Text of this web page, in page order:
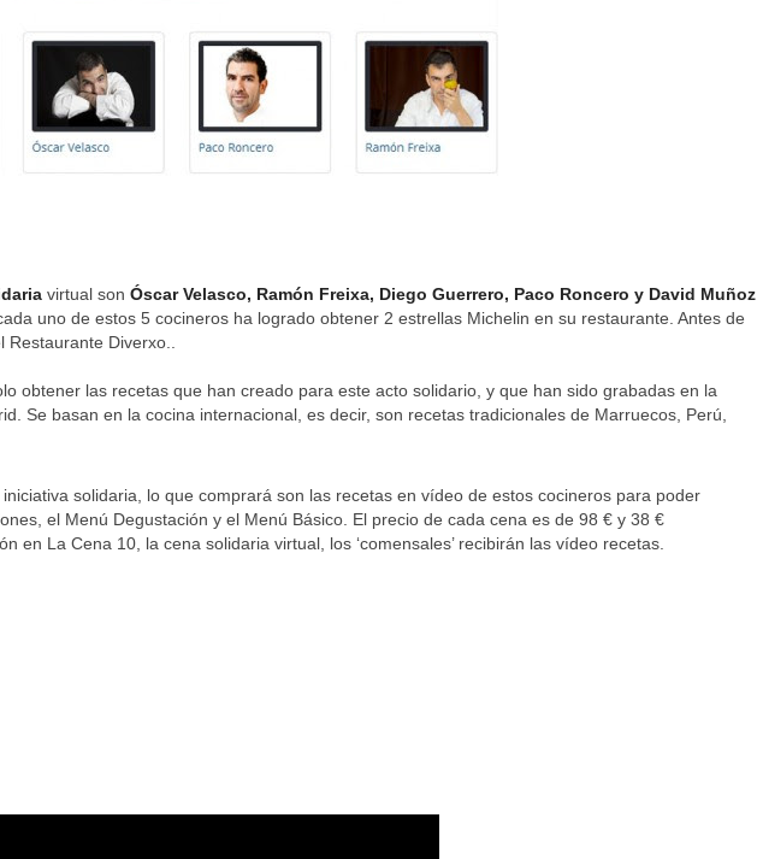
virtual son Óscar Velasco, Ramón Freixa, Diego Guerrero, Paco Roncero y David Muñoz
uno de estos 5 cocineros ha logrado obtener 2 estrellas Michelin en su restaurante. Antes de
Diverxo..
obtener las recetas que han creado para este acto solidario, y que han sido grabadas en la
Se basan en la cocina internacional, es decir, son recetas tradicionales de Marruecos, Perú,
solidaria, lo que comprará son las recetas en vídeo de estos cocineros para poder
el Menú Degustación y el Menú Básico. El precio de cada cena es de 98 € y 38 €
en La Cena 10, la cena solidaria virtual, los ‘comensales’ recibirán las vídeo recetas.